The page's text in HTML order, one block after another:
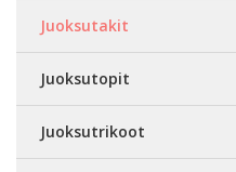
Juoksutakit
Juoksutopit
Juoksutrikoot